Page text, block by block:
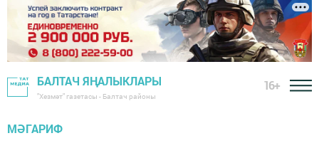
БАЛТАЧ ЯҢАЛЫКЛАРЫ
"Хезмәт" газетасы - Балтач районы
16+
МӘГАРИФ